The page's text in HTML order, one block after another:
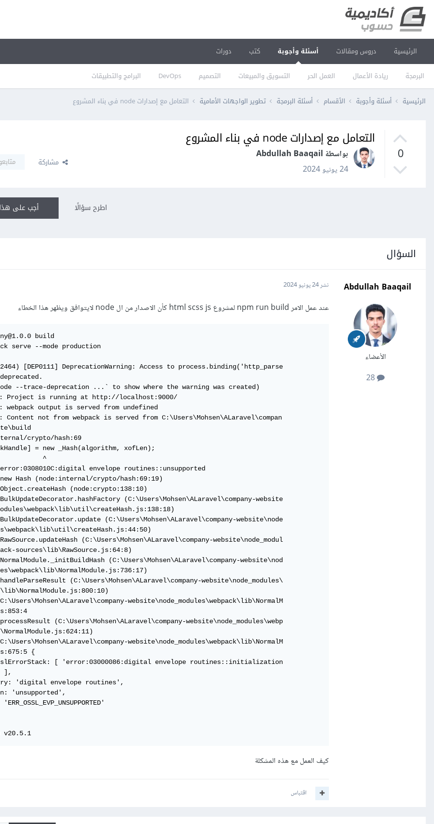
الرئيسية دروس ومقالات أسئلة وأجوبة
البرمجة ريادة الأعمال العمل الحر التسويق والمبيعات التصميم DevOps البرامج والتطبيقات
كتب دورات
الرئيسية أسئلة وأجوبة الأقسام أسئلة البرمجة تطوير الواجهات الأمامية التعامل مع إصدارات node في بناء المشروع
0
التعامل مع إصدارات node في بناء المشروع
بواسطة Abdullah Baaqail
24 يونيو 2024
مشاركة
أجب على اطرح سؤالًا
السؤال
Abdullah Baaqail
الأعضاء
نشر24 يونيو 2024
عند عمل الامر npm run build لمشروع html scss js كأن الاصدار من ال node لايتوافق ويظهر هذا الخطاء
build
serve --mode production
[DEP0111] DeprecationWarning: Access to process.binding('http_parse
--trace-deprecation ...` to show where the warning was created)
: Project is running at http://localhost:9000/
webpack output is served from undefined
Content not from webpack is served from C:\Users\Mohsen\ALaravel\compan
crypto/hash:69
= new _Hash(algorithm, xofLen);
^
envelope routines::unsupported
Hash (node:internal/crypto/hash:69:19)
(node:crypto:138:10)
(C:\Users\Mohsen\ALaravel\company-website
(C:\Users\Mohsen\ALaravel\company-website\node
(C:\Users\Mohsen\ALaravel\company-website\node_modul
sources\lib\RawSource.js:64:8)
(C:\Users\Mohsen\ALaravel\company-website\nod
(C:\Users\Mohsen\ALaravel\company-website\node_modules\
website\node_modules\webpack\lib\NormalM
(C:\Users\Mohsen\ALaravel\company-website\node_modules\webp
website\node_modules\webpack\lib\NormalM
{
[ 'error:03000086:digital envelope routines::initialization
],
'digital envelope routines',
'unsupported',
'ERR_OSSL_EVP_UNSUPPORTED'
v20.5.1
كيف العمل مع هذه المشكلة
اقتباس